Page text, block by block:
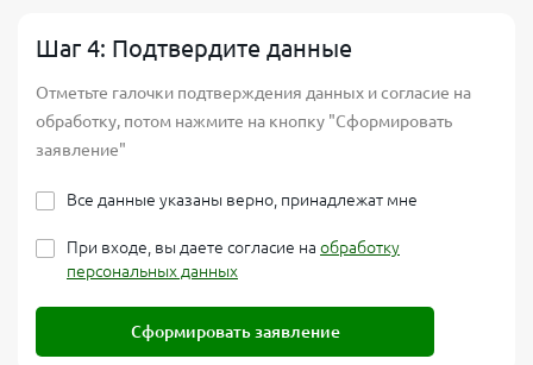
Шаг 4: Подтвердите данные
Отметьте галочки подтверждения данных и согласие на
обработку, потом нажмите на кнопку "Сформировать
заявление"
Все данные указаны верно, принадлежат мне
При входе, вы даете согласие на обработку
персональных данных
Сформировать заявление